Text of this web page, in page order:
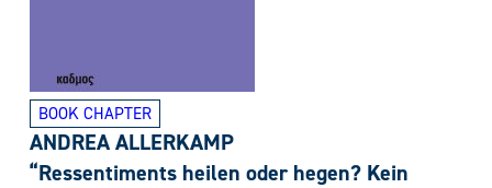
BOOK CHAPTER
ANDREA ALLERKAMP
“Ressentiments heilen oder hegen? Kein